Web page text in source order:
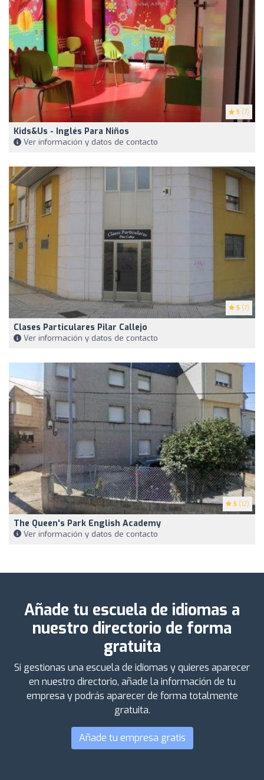
5 (7)
Kids&Us - Inglés Para Niños
Ver información y datos de contacto
5 (7)
Clases Particulares Pilar Callejo
Ver información y datos de contacto
5 (12)
The Queen's Park English Academy
Ver información y datos de contacto
Añade tu escuela de idiomas a
nuestro directorio de forma
gratuita
Si gestionas una escuela de idiomas y quieres aparecer
en nuestro directorio, añade la información de tu
empresa y podrás aparecer de forma totalmente
gratuita.
Añade tu empresa gratis